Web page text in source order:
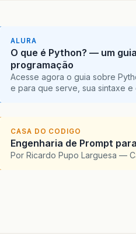
ALURA
O que é Python? — um
programação
Acesse agora o guia sobre
e para que serve, sua sintaxe e
CASA DO CODIGO
Engenharia de Prompt
Por Ricardo Pupo Larguesa —